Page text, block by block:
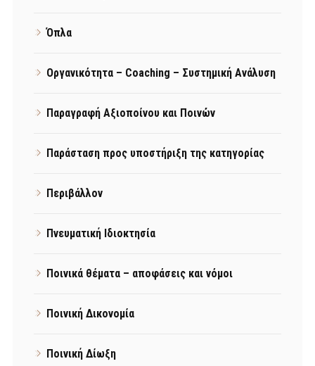
Όπλα
Οργανικότητα – Coaching – Συστημική Ανάλυση
Παραγραφή Αξιοποίνου και Ποινών
Παράσταση προς υποστήριξη της κατηγορίας
Περιβάλλον
Πνευματική Ιδιοκτησία
Ποινικά θέματα – αποφάσεις και νόμοι
Ποινική Δικονομία
Ποινική Δίωξη